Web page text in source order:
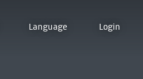
Language Login